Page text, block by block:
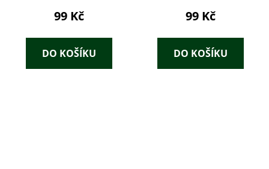
99 Kč
DO KOŠÍKU
99 Kč
DO KOŠÍKU